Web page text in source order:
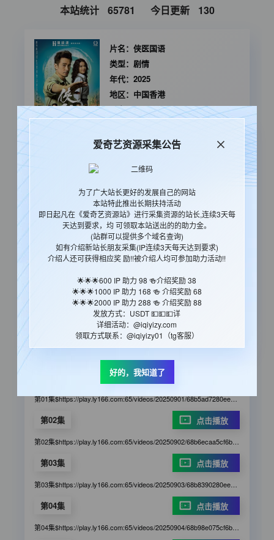
本站统计 65781 今日更新 130
片名： 侠医国语
类型： 剧情
年代： 2025
地区： 中国香港
语言：国语
懷，成就一個現代傳奇。他經歷過死亡，心心念念，要傳
國傳統的太極和射藝。他深信父親傳下來的活絡油，可以
通經絡、治未病，身為中醫師，更矢志改變一般都市人對
痛症只會濫用止痛藥的陋習，用現代化的方法包裝營銷家
族藥油，不為金錢，只為宣揚一種理念，中藥油不比西方
的止痛藥差，而且更安全，副作用更少。為了進一步推廣
中醫，他沒有停下來，活用中國第一部醫書《黃帝內經》
各種奇難雜症，甚至冒險用上獨特的針灸方法，就算被推
上風口浪尖也無畏無懼，只求為這些貧苦絕望的病人提供
西醫外的另一個選擇，帶來希望⋯
iqym3u8
第01集$https://play.ly166.com:65/videos/20250901/68b5ad7280eee9b95594dcc3/affcg2/index.m3u8
第02集 点击播放
第03集 点击播放
第04集 点击播放
爱奇艺资源采集公告
为了广大站长更好的发展自己的网站
本站特此推出长期扶持活动
即日起凡在《爱奇艺资源站》进行采集资源的站长,连续3天每
天达到要求，均 可领取本站送出的的助力金。
(站群可以提供多个域名查询)
如有介绍新站长朋友采集(IP连续3天每天达到要求)
介绍人还可获得相应奖 励!!被介绍人均可参加助力活动!!
🌟🌟🌟600 IP 助力 98 🍻介绍奖励 38
🌟🌟🌟1000 IP 助力 168 🍻 介绍奖励 68
🌟🌟🌟2000 IP 助力 288 🍻 介绍奖励 88
发放方式：USDT 💵💵💵详
详细活动：@iqiyizy.com
领取方式联系：@iqiyizy01（tg客服）
好的，我知道了